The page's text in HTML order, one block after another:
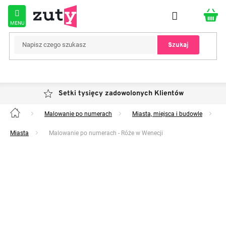
Przejść
treści
Szukaj
Setki tysięcy zadowolonych Klientów
Home Malowanie po numerach Miasta, miejsca i budowle
Miasta Malowanie po numerach - Róże w Wenecji